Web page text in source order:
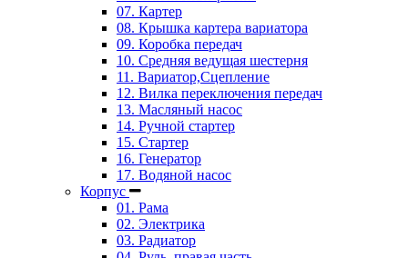
07. Картер
08. Крышка картера вариатора
09. Коробка передач
10. Средняя ведущая шестерня
11. Вариатор,Сцепление
12. Вилка переключения передач
13. Масляный насос
14. Ручной стартер
15. Стартер
16. Генератор
17. Водяной насос
Корпус
01. Рама
02. Электрика
03. Радиатор